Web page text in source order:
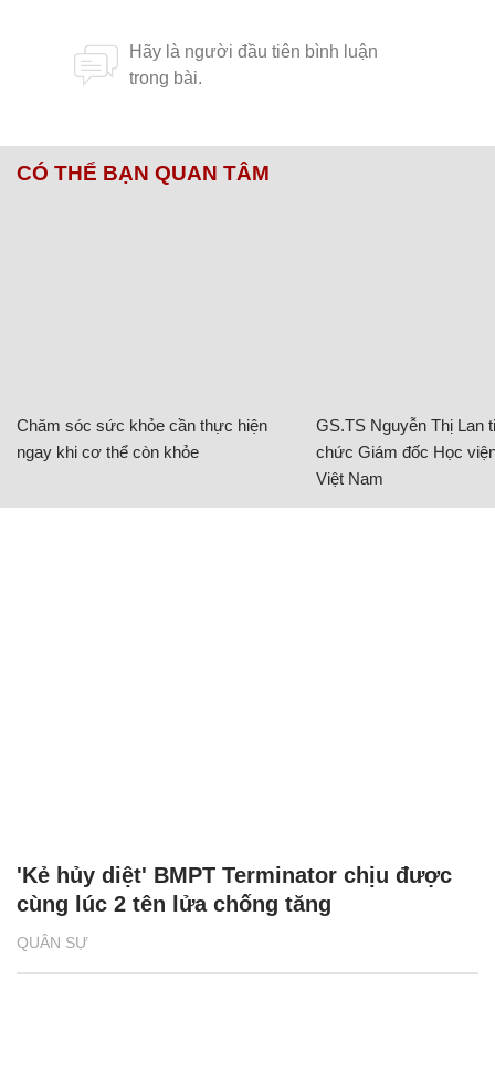
CÓ THỂ BẠN QUAN TÂM
Chăm sóc sức khỏe cần thực hiện
ngay khi cơ thể còn khỏe
GS.TS Nguyễn Thị Lan
chức Giám đốc Học
Việt Nam
QUÂN SỰ
'Kẻ hủy diệt' BMPT Terminator chịu được
cùng lúc 2 tên lửa chống tăng